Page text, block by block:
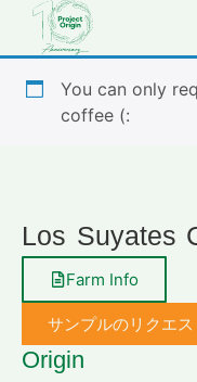
You can only
coffee (:
Los Suyates
Farm Info
サンプルのリクエス
Origin